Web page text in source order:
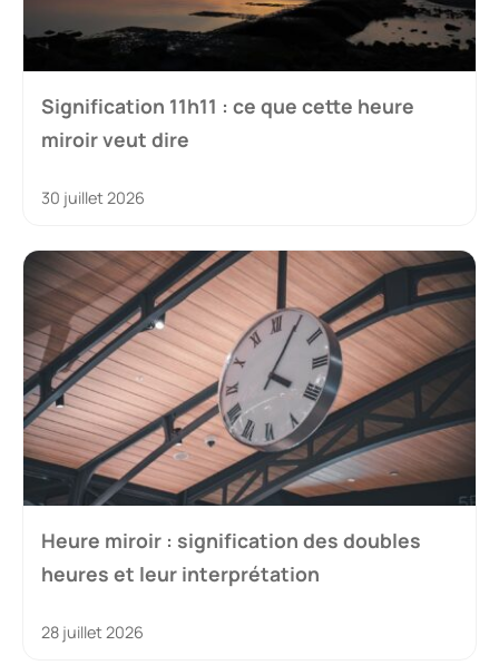
Signification 11h11 : ce que cette heure
miroir veut dire
30 juillet 2026
Heure miroir : signification des doubles
heures et leur interprétation
28 juillet 2026